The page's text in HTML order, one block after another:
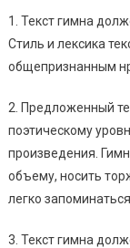
1. Текст гимна
Стиль и лексика
общепризнанным
2. Предложенный
поэтическому
произведения.
объему, носить
легко
3. Текст гимна